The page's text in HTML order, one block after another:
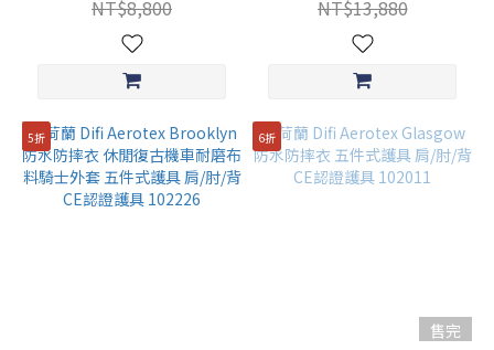
更
多
NT$8,800
NT$13,880
5折 6折
售完